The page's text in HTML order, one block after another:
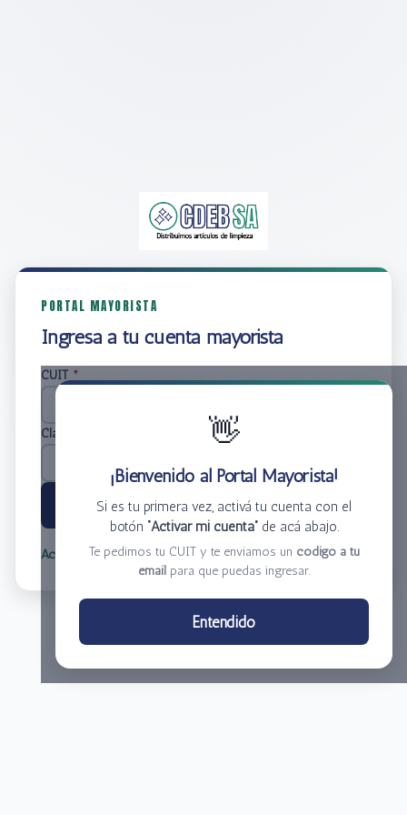
PORTAL MAYORISTA
Ingresá a tu cuenta mayorista
👋
¡Bienvenido al Portal Mayorista!
Si es tu primera vez, activá tu cuenta con el
botón “Activar mi cuenta”de acá abajo.
Te pedimos tu CUIT y te enviamos un código a tu
email para que puedas ingresar.
Entendido
CUIT *
Clave
Ingresar
Activar mi cuenta Olvidé mi clave
Centro de Distribución El Bacha S.A.